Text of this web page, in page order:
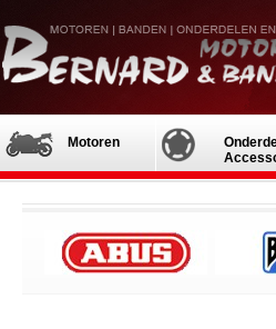
Motoren